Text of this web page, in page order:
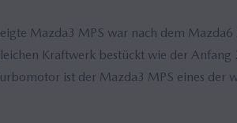
Mazda3 MPS war nach dem
Kraftwerk bestückt wie der
ist der Mazda3 MPS eines der